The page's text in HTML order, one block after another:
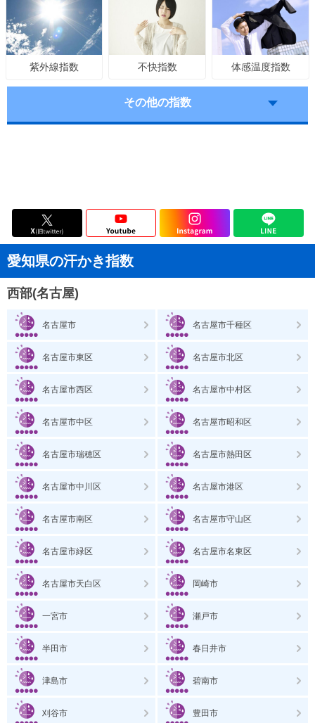
紫外線指数 不快指数 体感温度指数
その他の指数
愛知県の汗かき指数
西部(名古屋)
名古屋市 名古屋市千種区
名古屋市東区 名古屋市北区
名古屋市西区 名古屋市中村区
名古屋市中区 名古屋市昭和区
名古屋市瑞穂区 名古屋市熱田区
名古屋市中川区 名古屋市港区
名古屋市南区 名古屋市守山区
名古屋市緑区 名古屋市名東区
名古屋市天白区 岡崎市
一宮市 瀬戸市
半田市 春日井市
津島市 碧南市
刈谷市 豊田市